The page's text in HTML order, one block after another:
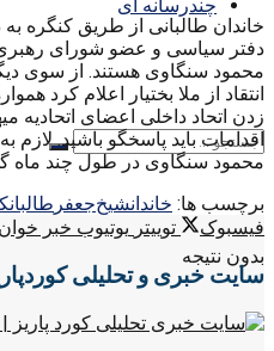
چندرسانه ای
بدون نتیجه
خاندان طالبانی از طریق کنگره
دفتر سیاسی و عضو شورای رهبری
محمود سنگاوی هستند. از سوی
انتقاد از ملا بختیار اعلام کرد
زدن اتحاد داخلی اعضای اتحادیه
اقدامات باید پاسخگو باشید. لازم
محمود سنگاوی در طول چند ماه
برچسب ها: خاندانشيخ‌جعفر طالبان
فیسبوک
توییتر یوتیوب خبر خوان RSS
سایت خبری و تحلیلی